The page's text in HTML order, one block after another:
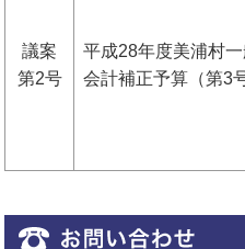
議案
第2号
平成28年度美浦村
会計補正予算（第3